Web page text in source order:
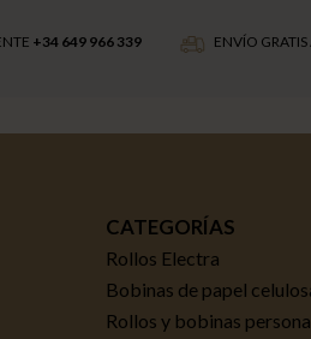
+34 649 966 339 ENVÍO
CATEGORÍAS
Rollos Electra
Bobinas de papel
Rollos y bobinas